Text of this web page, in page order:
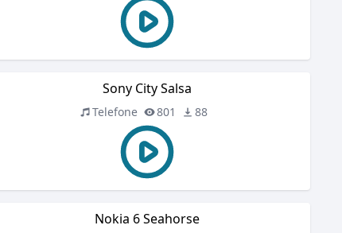
Sony City Salsa
Telefone 801 88
Nokia 6 Seahorse